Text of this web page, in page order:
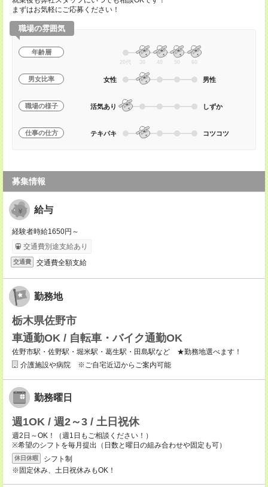
まずはお気軽にご応募ください！
職場の雰囲気
年齢層
20代 30 40 50 60
男女比率 女性 男性
職場の様子 活気あり しずか
仕事の仕方 テキパキ コツコツ
募集情報
給与
経験者時給1650円～
交通費別途支給あり
交通費 交通費全額支給
勤務地
栃木県佐野市
車通勤OK / 自転車・バイク通勤OK
佐野市駅・佐野駅・堀米駅・葛生駅・田島駅など ★勤務地選べます！
介護施設や病院 ※ご自宅近辺からご案内可能
勤務曜日
週1OK / 週2～3 / 土日祝休
週2日～OK！（週1日もご相談ください！）
※希望のシフトを毎月提出（日数と曜日の組み合わせや固定も可）
休日休暇
シフト制
※固定休み、土日祝休みもOK！